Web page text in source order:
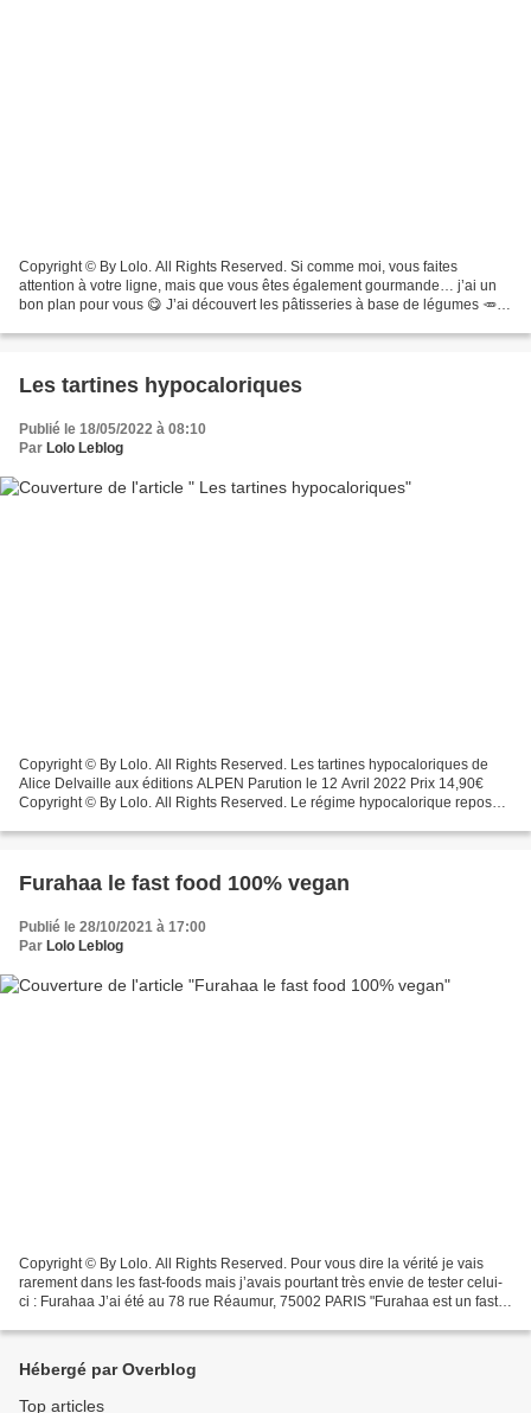
Copyright © By Lolo. All Rights Reserved. Si comme moi, vous faites
attention à votre ligne, mais que vous êtes également gourmande… j’ai un
bon plan pour vous 😋 J’ai découvert les pâtisseries à base de légumes 🥕🎃
Les tartines hypocaloriques
Publié le 18/05/2022 à 08:10
Par Lolo Leblog
Copyright © By Lolo. All Rights Reserved. Les tartines hypocaloriques de
Alice Delvaille aux éditions ALPEN Parution le 12 Avril 2022 Prix 14,90€
Copyright © By Lolo. All Rights Reserved. Le régime hypocalorique repose
Furahaa le fast food 100% vegan
Publié le 28/10/2021 à 17:00
Par Lolo Leblog
Copyright © By Lolo. All Rights Reserved. Pour vous dire la vérité je vais
rarement dans les fast-foods mais j’avais pourtant très envie de tester celui-
ci : Furahaa J’ai été au 78 rue Réaumur, 75002 PARIS "Furahaa est un fast
Hébergé par Overblog
Top articles